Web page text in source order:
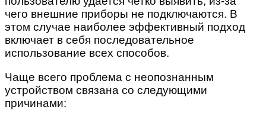
чего внешние приборы не подключаются. В
этом случае наиболее эффективный подход
включает в себя последовательное
использование всех способов.
Чаще всего проблема с неопознанным
устройством связана со следующими
причинами: